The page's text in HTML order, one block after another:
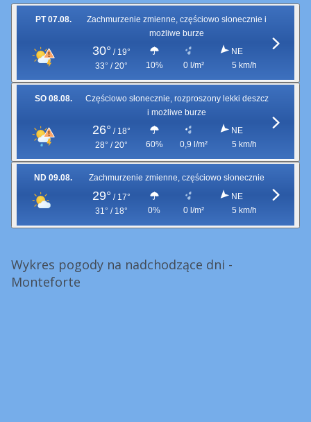
PT 07.08.
Zachmurzenie zmienne, częściowo słonecznie i
możliwe burze
30° / 19°
33° / 20°
10% 0 l/m²
NE
5 km/h
SO 08.08.
Częściowo słonecznie, rozproszony lekki deszcz
i możliwe burze
26° / 18°
28° / 20°
60% 0,9 l/m²
NE
5 km/h
ND 09.08. Zachmurzenie zmienne, częściowo słonecznie
29° / 17°
31° / 18°
0% 0 l/m²
NE
5 km/h
Wykres pogody na nadchodzące dni -
Monteforte